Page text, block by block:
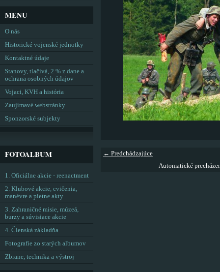
← Predchádzajúce
Automatické
MENU
O nás
Historické vojenské jednotky
Kontaktné údaje
Stanovy, tlačivá, 2 % z dane a
ochrana osobných údajov
Vojaci, KVH a história
Zaujímavé webstránky
Sponzorské subjekty
FOTOALBUM
1. Oficiálne akcie - reenactment
2. Klubové akcie, cvičenia,
manévre a pietne akty
3. Zahraničné misie, múzeá,
burzy a súvisiace akcie
4. Členská základňa
Fotografie zo starých albumov
Zbrane, technika a výstroj